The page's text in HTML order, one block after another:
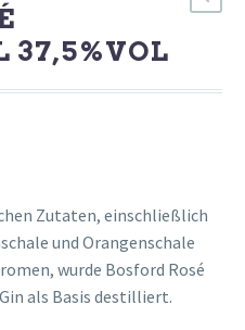
37,5%VOL
Zutaten, einschließlich
und Orangenschale
wurde Bosford Rosé
als Basis destilliert.